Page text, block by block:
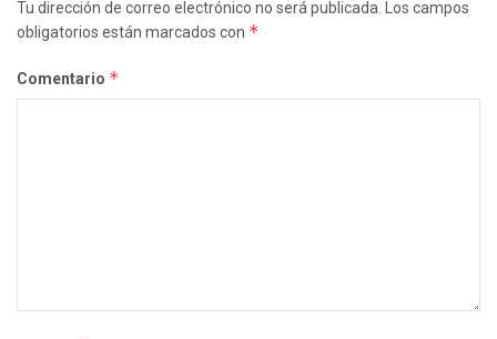
Tu dirección de correo electrónico no será publicada.
Los campos
obligatorios están marcados con *
Comentario *